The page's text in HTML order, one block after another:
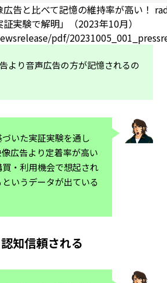
告と比べて記憶の維持率が高い！
実験で解明」（2023年10月）
pdf/
より音声広告の方が記憶されるの
いた実証実験を通し
広告より定着率が高い
・利用機会で想起され
いうデータが出ている
知信頼される